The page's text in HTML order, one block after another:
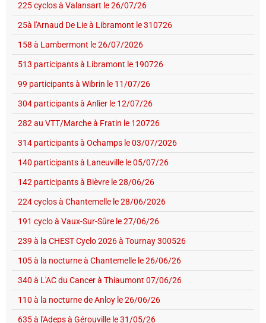
225 cyclos à Valansart le 26/07/26
25à l'Arnaud De Lie à Libramont le 310726
158 à Lambermont le 26/07/2026
513 participants à Libramont le 190726
99 participants à Wibrin le 11/07/26
304 participants à Anlier le 12/07/26
282 au VTT/Marche à Fratin le 120726
314 participants à Ochamps le 03/07/2026
140 participants à Laneuville le 05/07/26
142 participants à Bièvre le 28/06/26
224 cyclos à Chantemelle le 28/06/2026
191 cyclo à Vaux-Sur-Sûre le 27/06/26
239 à la CHEST Cyclo 2026 à Tournay 300526
105 à la nocturne à Chantemelle le 26/06/26
340 à L'AC du Cancer à Thiaumont 07/06/26
110 à la nocturne de Anloy le 26/06/26
635 à l'Adeps à Gérouville le 31/05/26